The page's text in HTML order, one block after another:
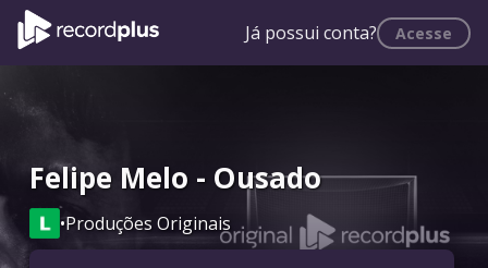
Já possui conta? Acesse
Felipe Melo - Ousado
•Produções Originais